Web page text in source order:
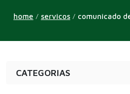
home / servicos / comunicado
CATEGORIAS